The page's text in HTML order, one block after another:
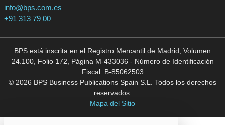
info@bps.com.es
+91 313 79 00
BPS está inscrita en el Registro Mercantil de Madrid, Volumen
24.100, Folio 172, Página M-433036 - Número de Identificación
Fiscal: B-85062503
© 2026 BPS Business Publications Spain S.L. Todos los derechos
reservados.
Mapa del Sitio